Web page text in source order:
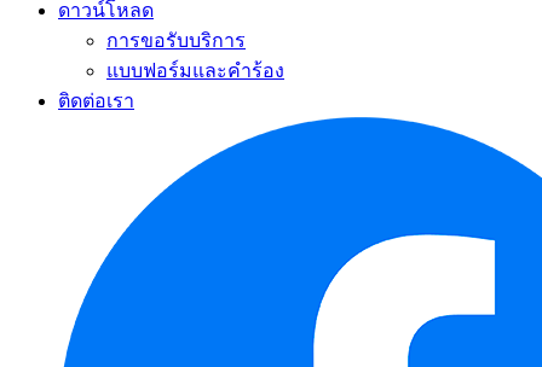
ดาวน์โหลด
การขอรับบริการ
แบบฟอร์มและคำร้อง
ติดต่อเรา